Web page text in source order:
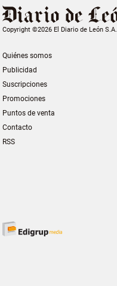
Copyright ©2026 El Diario de León S.A.
Quiénes somos
Publicidad
Suscripciones
Promociones
Puntos de venta
Contacto
RSS